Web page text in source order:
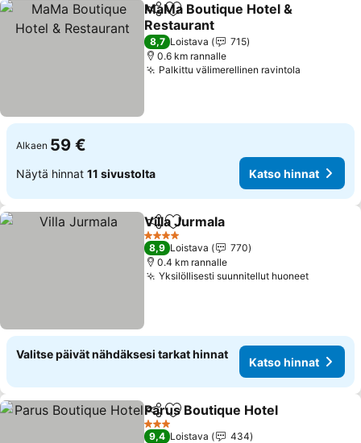
Jaa Lisää suosikkeihin
MaMa Boutique Hotel &
Restaurant
Katso hinnat
8,7 Loistava
715
0.6 km rannalle
Palkittu välimerellinen ravintola
Alkaen 59 €
Näytä hinnat 11 sivustolta Katso hinnat
Jaa Lisää suosikkeihin
Villa Jurmala
4 Tähtiluokitus
8,9 Loistava
770
0.4 km rannalle
Yksilöllisesti suunnitellut huoneetKatso
Valitse päivät nähdäksesi tarkat hinnat
Katso hinnat
Jaa Lisää suosikkeihin
Parus Boutique Hotel
3 Tähtiluokitus
9,4 Loistava
434